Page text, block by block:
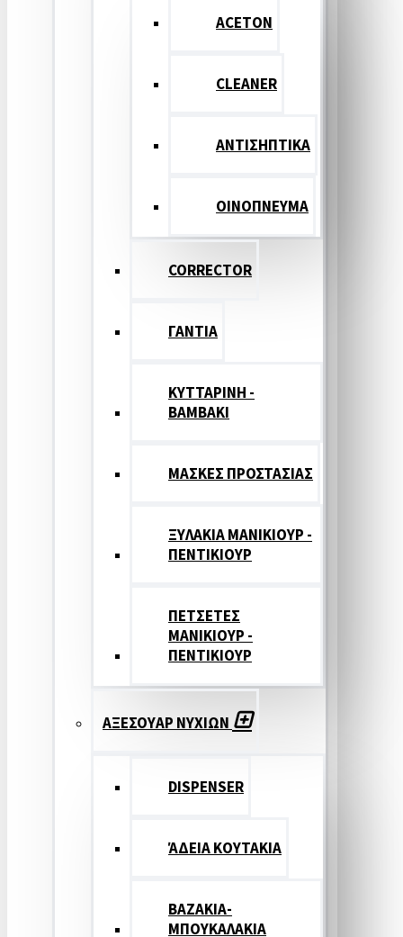
ACETON
CLEANER
ΑΝΤΙΣΗΠΤΙΚΑ
ΟΙΝΟΠΝΕΥΜΑ
CORRECTOR
ΓΑΝΤΙΑ
ΚΥΤΤΑΡΙΝΗ -
ΒΑΜΒΑΚΙ
ΜΑΣΚΕΣ ΠΡΟΣΤΑΣΙΑΣ
ΞΥΛΑΚΙΑ ΜΑΝΙΚΙΟΥΡ -
ΠΕΝΤΙΚΙΟΥΡ
ΠΕΤΣΕΤΕΣ
ΜΑΝΙΚΙΟΥΡ -
ΠΕΝΤΙΚΙΟΥΡ
ΑΞΕΣΟΥΑΡ ΝΥΧΙΩΝ
DISPENSER
ΆΔΕΙΑ ΚΟΥΤΑΚΙΑ
ΒΑΖΑΚΙΑ-
ΜΠΟΥΚΑΛΑΚΙΑ